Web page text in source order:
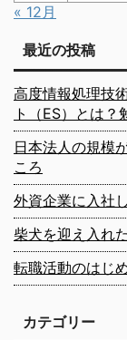
« 12月
最近の投稿
高度情報処理技
ト（ES）とは？
日本法人の規模
ころ
外資企業に入社
柴犬を迎え入れ
転職活動のはじ
カテゴリー